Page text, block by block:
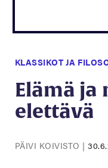
KLASSIKOT JA
Elämä ja
elettävä
PÄIVI KOIVISTO |